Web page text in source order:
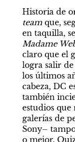
team que,
Madame
claro que el
logra salir de
los últimos
cabeza, DC
también
estudios que
galerías de
Sony–
o mejor.